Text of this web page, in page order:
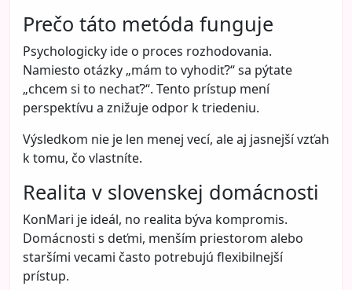
Prečo táto metóda funguje
Psychologicky ide o proces rozhodovania.
Namiesto otázky „mám to vyhodiť?“ sa pýtate
„chcem si to nechať?“. Tento prístup mení
perspektívu a znižuje odpor k triedeniu.
Výsledkom nie je len menej vecí, ale aj jasnejší vzťah
k tomu, čo vlastníte.
Realita v slovenskej domácnosti
KonMari je ideál, no realita býva kompromis.
Domácnosti s deťmi, menším priestorom alebo
staršími vecami často potrebujú flexibilnejší
prístup.